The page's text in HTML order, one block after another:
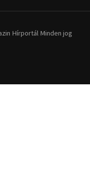
Hírportál Minden jog